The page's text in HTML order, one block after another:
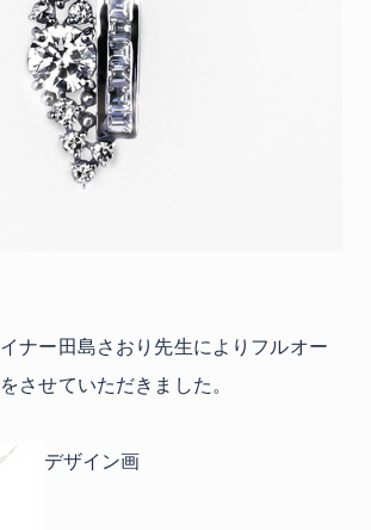
ナー田島さおり先生によりフルオー
させていただきました。
デザイン画